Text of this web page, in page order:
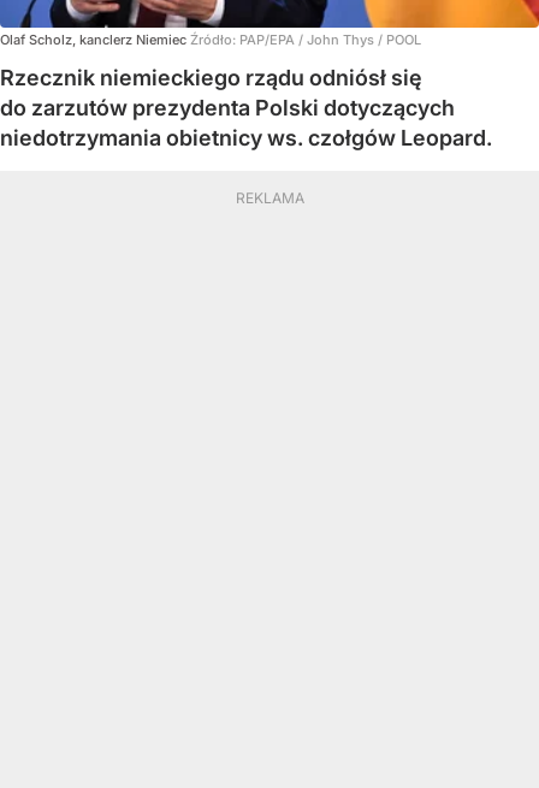
Olaf Scholz, kanclerz Niemiec Źródło: PAP/EPA / John Thys / POOL
Rzecznik niemieckiego rządu odniósł się
do zarzutów prezydenta Polski dotyczących
niedotrzymania obietnicy ws. czołgów Leopard.